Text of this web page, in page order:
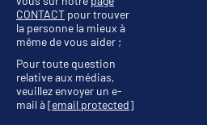
CONTACT pour trouver
la personne la mieux à
même de vous aider ;
Pour toute question
relative aux médias,
veuillez envoyer un e-
mail à[email protected]